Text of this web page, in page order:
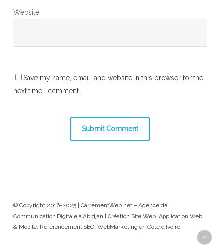
Website
Save my name, email, and website in this browser for the
next time I comment.
© Copyright 2016-2025 | CarrementWeb.net – Agence de
Communication Digitale à Abidjan | Création Site Web, Application Web
& Mobile, Référencement SEO, WebMarketing en Côte d'Ivoire